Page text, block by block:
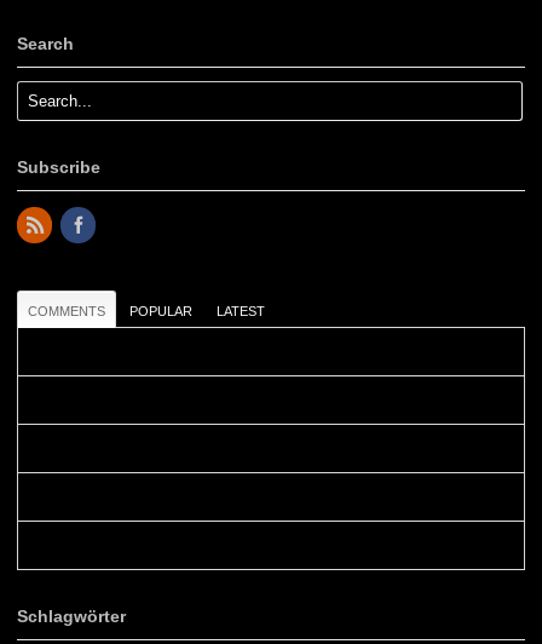
Search
Subscribe
COMMENTS POPULAR LATEST
Schlagwörter